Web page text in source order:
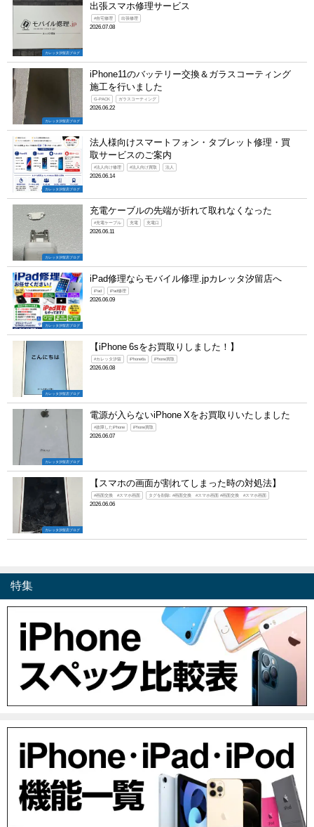
カレッタ汐留店ブログ
出張スマホ修理サービス
#自宅修理 出張修理
2026.07.08
カレッタ汐留店ブログ
iPhone11のバッテリー交換＆ガラスコーティング
施工を行いました
G-PACK ガラスコーティング
2026.06.22
カレッタ汐留店ブログ
法人様向けスマートフォン・タブレット修理・買
取サービスのご案内
#法人向け修理 #法人向け買取 法人
2026.06.14
カレッタ汐留店ブログ
充電ケーブルの先端が折れて取れなくなった
#充電ケーブル 充電 充電口
2026.06.11
カレッタ汐留店ブログ
iPad修理ならモバイル修理.jpカレッタ汐留店へ
iPad iPad修理
2026.06.09
カレッタ汐留店ブログ
【iPhone 6sをお買取りしました！】
#カレッタ汐留 iPhone6s iPhone買取
2026.06.08
カレッタ汐留店ブログ
電源が入らないiPhone Xをお買取りいたしました
#故障したiPhone iPhone買取
2026.06.07
カレッタ汐留店ブログ
【スマホの画面が割れてしまった時の対処法】
#画面交換 #スマホ画面 タグを削除: #画面交換 #スマホ画面 #画面交換 #スマホ画面
2026.06.06
特集